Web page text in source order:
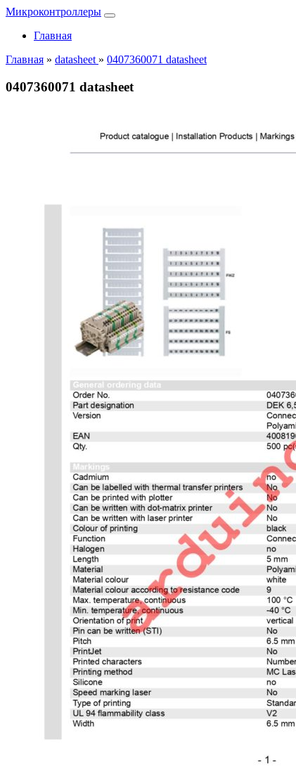
Микроконтроллеры
Главная
Главная » datasheet » 0407360071 datasheet
0407360071 datasheet